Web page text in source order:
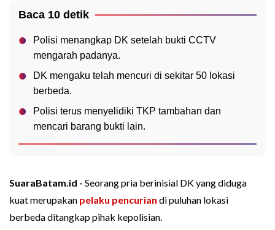
Baca 10 detik
Polisi menangkap DK setelah bukti CCTV
mengarah padanya.
DK mengaku telah mencuri di sekitar 50 lokasi
berbeda.
Polisi terus menyelidiki TKP tambahan dan
mencari barang bukti lain.
SuaraBatam.id - Seorang pria berinisial DK yang diduga
kuat merupakan pelaku pencurian di puluhan lokasi
berbeda ditangkap pihak kepolisian.